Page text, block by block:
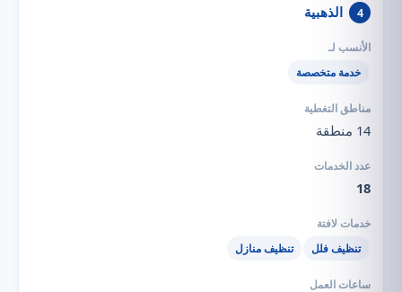
4 الذهبية
خدمة متخصصة
14 منطقة
18
تنظيف فلل تنظيف منازل